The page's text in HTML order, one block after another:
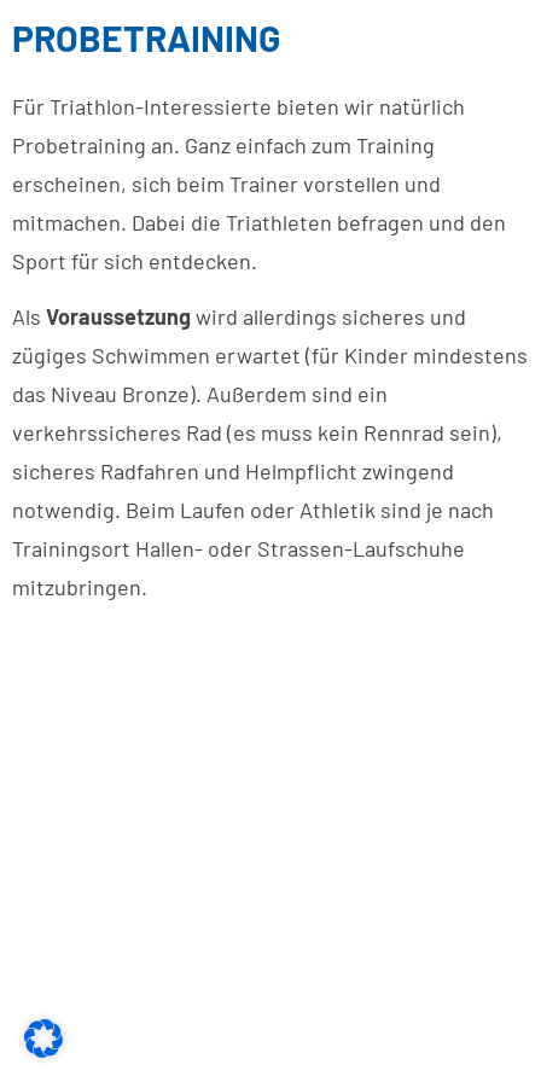
PROBETRAINING
Für Triathlon-Interessierte bieten wir natürlich
Probetraining an. Ganz einfach zum Training
erscheinen, sich beim Trainer vorstellen und
mitmachen. Dabei die Triathleten befragen und den
Sport für sich entdecken.
Als Voraussetzungwird allerdings sicheres und
zügiges Schwimmen erwartet (für Kinder mindestens
das Niveau Bronze). Außerdem sind ein
verkehrssicheres Rad (es muss kein Rennrad sein),
sicheres Radfahren und Helmpflicht zwingend
notwendig. Beim Laufen oder Athletik sind je nach
Trainingsort Hallen- oder Strassen-Laufschuhe
mitzubringen.